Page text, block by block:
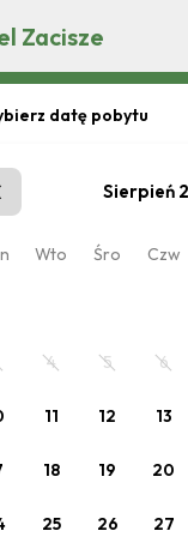
Zacisze
datę pobytu
Sierpień
Wto Śro Czw
4 5 6
11 12 13
18 19 20
25 26 27
pobyt
datę lub jeden z